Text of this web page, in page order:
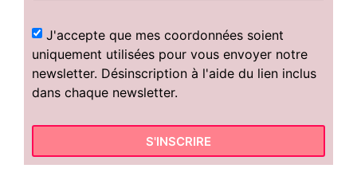
J'accepte que mes coordonnées soient
uniquement utilisées pour vous envoyer notre
newsletter. Désinscription à l'aide du lien inclus
dans chaque newsletter.
S'INSCRIRE